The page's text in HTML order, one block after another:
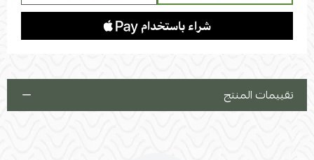
تقييمات المنتج